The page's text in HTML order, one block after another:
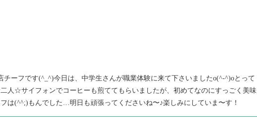
チーフです(^_^)今日は、中学生さんが職業体験に来て下さいましたo(^-^)oとって
人☆サイフォンでコーヒーも煎ててもらいましたが、初めてなのにすっごく美味
は(^^;)もんでした…明日も頑張ってくださいね〜♪楽しみにしていま〜す！